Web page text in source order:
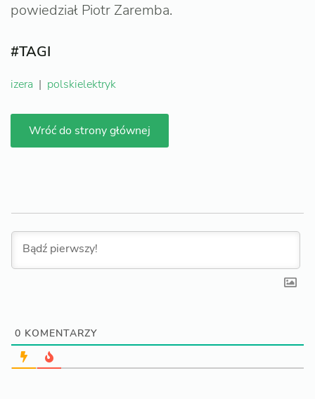
powiedział Piotr Zaremba.
#TAGI
izera | polskielektryk
Wróć do strony głównej
0 KOMENTARZY